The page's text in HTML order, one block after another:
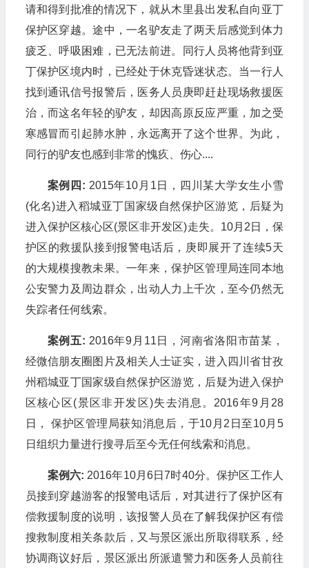
请和得到批准的情况下，就从木里县出发私自向亚丁
保护区穿越。途中，一名驴友走了两天后感觉到体力
疲乏、呼吸困难，已无法前进。同行人员将他背到亚
丁保护区境内时，已经处于休克昏迷状态。当一行人
找到通讯信号报警后，医务人员庚即赶赴现场救援医
治，而这名年轻的驴友，却因高原反应严重，加之受
寒感冒而引起肺水肿，永远离开了这个世界。为此，
同行的驴友也感到非常的愧疚、伤心....
案例四: 2015年10月1日，四川某大学女生小雪
(化名)进入稻城亚丁国家级自然保护区游览，后疑为
进入保护区核心区(景区非开发区)走失。10月2日，保
护区的救援队接到报警电话后，庚即展开了连续5天
的大规模搜教未果。一年来，保护区管理局连同本地
公安警力及周边群众，出动人力上千次，至今仍然无
失踪者任何线索。
案例五: 2016年9月11日，河南省洛阳市苗某，
经微信朋友圈图片及相关人士证实，进入四川省甘孜
州稻城亚丁国家级自然保护区游览，后疑为进入保护
区核心区(景区非开发区)失去消息。2016年9月28
日， 保护区管理局获知消息后，于10月2日至10月5
日组织力量进行搜寻后至今无任何线索和消息。
案例六: 2016年10月6日7时40分。保护区工作人
员接到穿越游客的报警电话后，对其进行了保护区有
偿救援制度的说明，该报警人员在了解我保护区有偿
搜救制度相关条款后，又与景区派出所取得联系，经
协调商议好后，景区派出所派遣警力和医务人员前往